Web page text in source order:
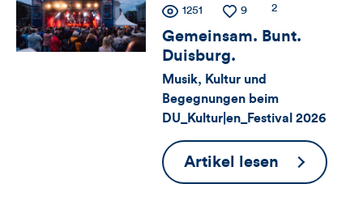
Artikels
zu
Zähler
für
Views,
Likes
und
Kommentare
Anzahl
der
Views
1251
Anzahl
Likes
9
Anzahl
Kommentare
2
Gemeinsam. Bunt.
Duisburg.
Musik, Kultur und
Begegnungen beim
DU_Kultur|en_Festival 2026
Artikel lesen
Bunt.